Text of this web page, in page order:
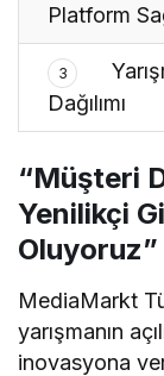
Platform
3
Dağılımı
“Müşteri
Yenilikçi
Oluyoruz”
MediaMarkt
yarışmanın
inovasyona